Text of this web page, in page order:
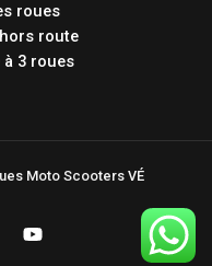
roues
route
3 roues
Moto Scooters VÉ